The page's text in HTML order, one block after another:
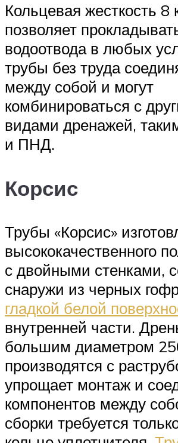
Кольцевая жесткость 8
позволяет
водоотвода в любых
трубы без труда
между собой и могут
комбинироваться с
видами дренажей,
и ПНД.
Корсис
Трубы «Корсис»
высококачественного
с двойными стенками,
снаружи из черных
гладкой белой
внутренней части.
большим диаметром
производятся с
упрощает монтаж и
компонентов между
сборки требуется